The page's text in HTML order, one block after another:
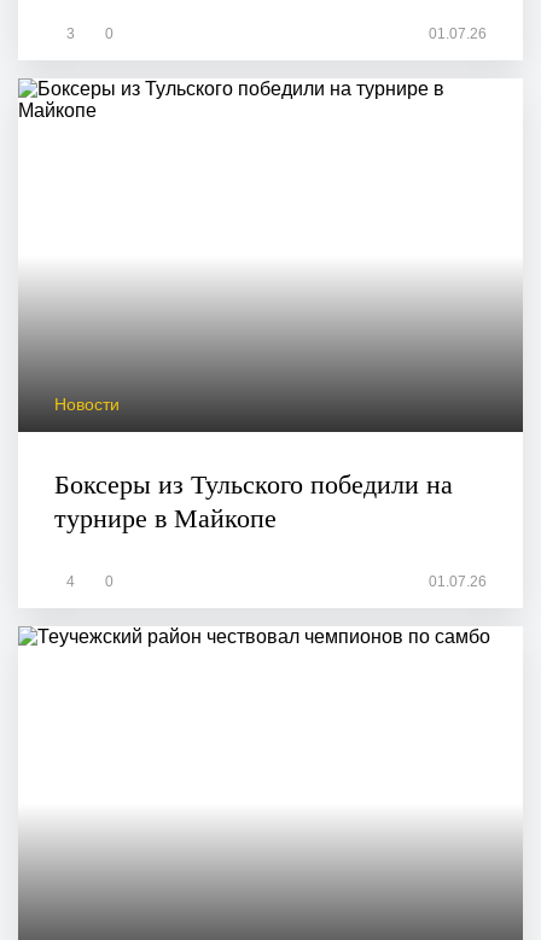
3 0 01.07.26
Новости
Боксеры из Тульского победили на
турнире в Майкопе
4 0 01.07.26